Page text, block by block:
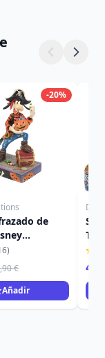
-20%
de
€
Añadir